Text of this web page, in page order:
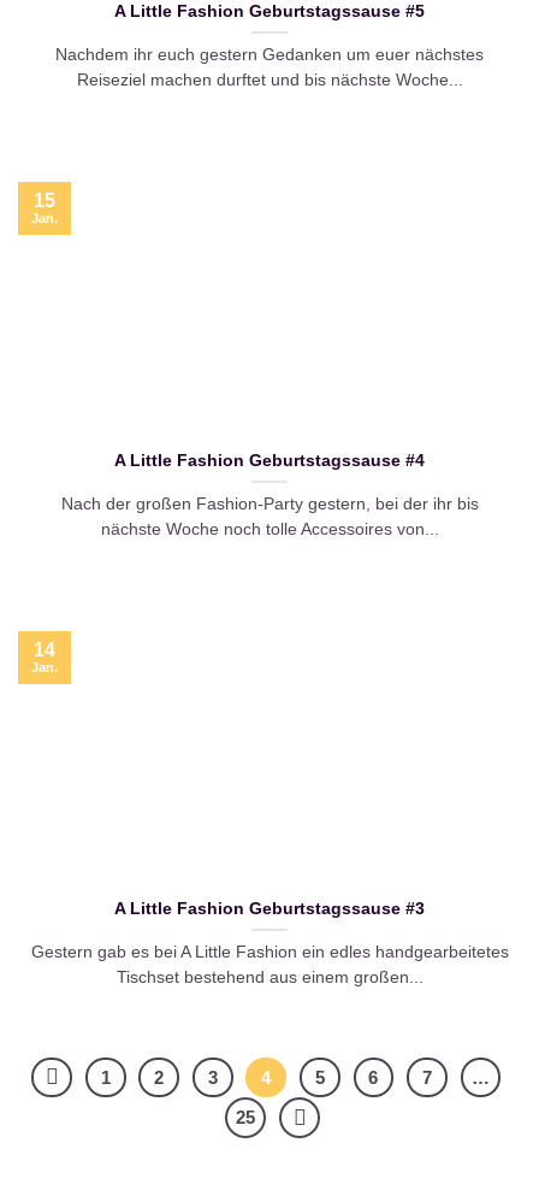
A Little Fashion Geburtstagssause #5
Nachdem ihr euch gestern Gedanken um euer nächstes
Reiseziel machen durftet und bis nächste Woche...
A Little Fashion Geburtstagssause #4
Nach der großen Fashion-Party gestern, bei der ihr bis
nächste Woche noch tolle Accessoires von...
15
Jan.
A Little Fashion Geburtstagssause #3
Gestern gab es bei A Little Fashion ein edles handgearbeitetes
Tischset bestehend aus einem großen...
14
Jan.
1 2 3 4 5 6 7
…
25